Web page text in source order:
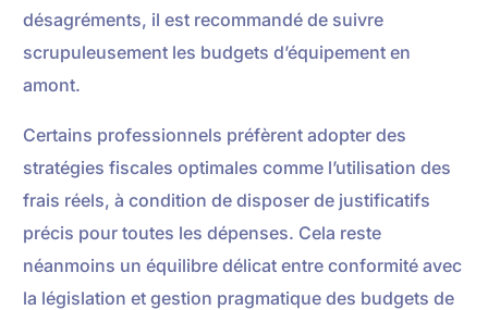
désagréments, il est recommandé de suivre
scrupuleusement les budgets d’équipement en
amont.
Certains professionnels préfèrent adopter des
stratégies fiscales optimales comme l’utilisation des
frais réels, à condition de disposer de justificatifs
précis pour toutes les dépenses. Cela reste
néanmoins un équilibre délicat entre conformité avec
la législation et gestion pragmatique des budgets de